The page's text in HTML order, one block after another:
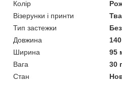
Колір
Візерунки і принти
Тип застежки
Довжина
Ширина
95
Вага
30 г
Стан